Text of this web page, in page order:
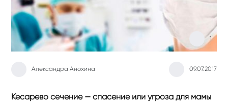
Александра Анохина 09.07.2017
1
Кесарево сечение — спасение или угроза для мамы